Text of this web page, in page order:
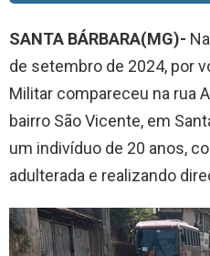
SANTA BÁRBARA(MG)-
de setembro de 2024, por
Militar compareceu na rua
bairro São Vicente, em
um indivíduo de 20 anos,
adulterada e realizando